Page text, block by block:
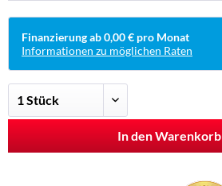
Finanzierung ab 0,00 € pro Monat
Informationen zu möglichen Raten
In den Warenkorb